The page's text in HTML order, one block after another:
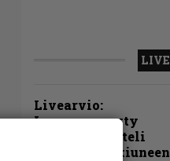
LIVE
Livearvio:
Loppuunmyyty
Tavastia saatteli
Sepulturan ikiuneen